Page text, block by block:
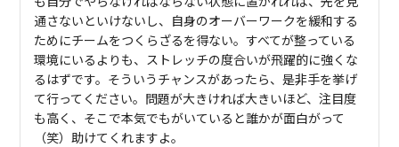
通さないといけないし、自身のオーバーワークを緩和する
ためにチームをつくらざるを得ない。すべてが整っている
環境にいるよりも、ストレッチの度合いが飛躍的に強くな
るはずです。そういうチャンスがあったら、是非手を挙げ
て行ってください。問題が大きければ大きいほど、注目度
も高く、そこで本気でもがいていると誰かが面白がって
（笑）助けてくれますよ。